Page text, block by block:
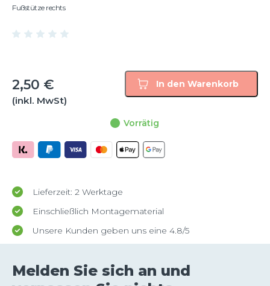
Fußstütze rechts
2,50 €
(inkl. MwSt)
In den Warenkorb
Vorrätig
Lieferzeit: 2 Werktage
Einschließlich Montagematerial
Unsere Kunden geben uns eine 4.8/5
Melden Sie sich an und